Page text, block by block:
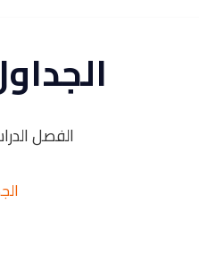
الفصل الدراسى